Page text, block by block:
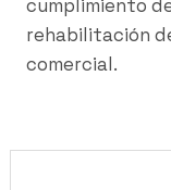
cumplimiento
rehabilitación
comercial.